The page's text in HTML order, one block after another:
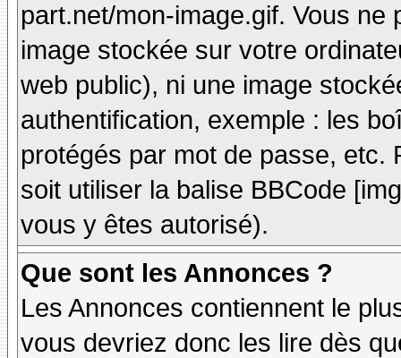
part.net/mon-image.gif. Vous
image stockée sur votre
web public), ni une image
authentification, exemple : les
protégés par mot de passe, etc.
soit utiliser la balise BBCode
vous y êtes autorisé).
Que sont les Annonces ?
Les Annonces contiennent le
vous devriez donc les lire dès